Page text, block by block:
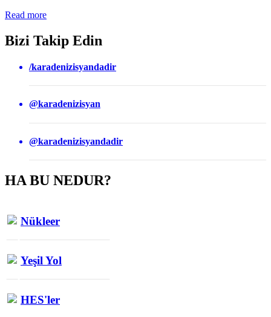
Read more
Bizi Takip Edin
/karadenizisyandadir
@karadenizisyan
@karadenizisyandadir
HA BU NEDUR?
Nükleer
Yeşil Yol
HES'ler